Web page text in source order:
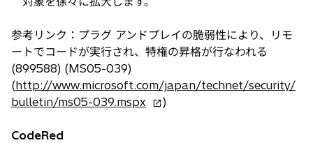
参考リンク：プラグ アンドプレイの脆弱性により、リモ
ートでコードが実行され、特権の昇格が行なわれる
(899588) (MS05-039)
(http://www.microsoft.com/japan/technet/security/
bulletin/ms05-039.mspx 新 )
CodeRed